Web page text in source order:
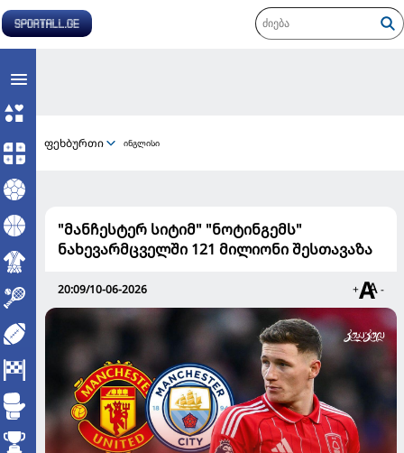
ფეხბურთი ინგლისი
"მანჩესტერ სიტიმ" "ნოტინგემს"
ნახევარმცველში 121 მილიონი შესთავაზა
20:09/10-06-2026 + -